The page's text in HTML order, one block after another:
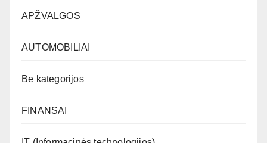
APŽVALGOS
AUTOMOBILIAI
Be kategorijos
FINANSAI